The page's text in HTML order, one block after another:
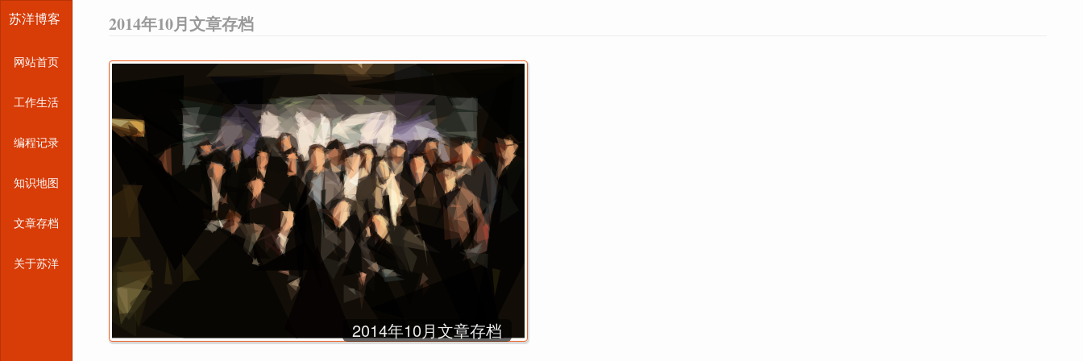
苏洋博客
网站首页
工作生活
编程记录
知识地图
文章存档
关于苏洋
2014年10月文章存档
2014年10月文章存档